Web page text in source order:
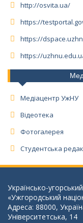
http://osvita.ua/
https://
https://
https://
Медіацентр УжНУ
Відеотека
Фотогалерея
Студентська
Українсько-
«Ужгородський
Адреса: 88000,
Університетська, 14